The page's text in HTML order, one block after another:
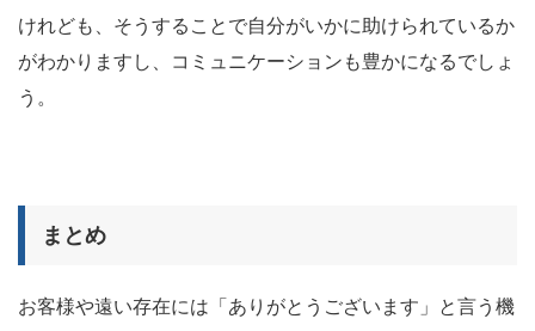
けれども、そうすることで自分がいかに助けられているか
がわかりますし、コミュニケーションも豊かになるでしょ
う。
まとめ
お客様や遠い存在には「ありがとうございます」と言う機